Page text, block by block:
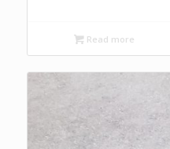
Read more